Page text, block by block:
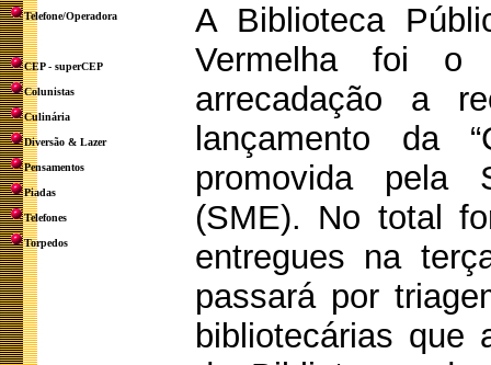
Telefone/Operadora
CEP - superCEP
Colunistas
Culinária
Diversão & Lazer
Pensamentos
Piadas
Telefones
Torpedos
A Biblioteca
Vermelha foi o
arrecadação a
lançamento da
promovida pela
(SME). No total
entregues na
passará por
bibliotecárias que